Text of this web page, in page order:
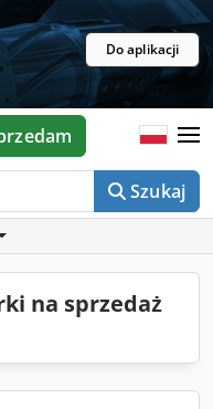
Do aplikacji
Szukaj
na sprzedaż